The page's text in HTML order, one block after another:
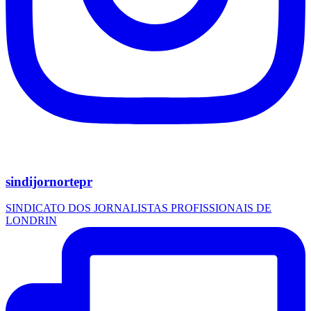
sindijornortepr
SINDICATO DOS JORNALISTAS PROFISSIONAIS DE
LONDRIN